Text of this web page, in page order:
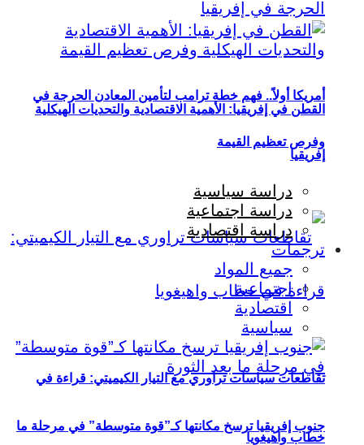
أمريكا أولاً.. فهم خطة ترامب لتأمين المعادن الحرجة في
إفريقيا
تقاطعات سياسات تراوري مع التيار الكيميتي: قراءة في
خطاب واهيغويا
القطن في إفريقيا: الأهمية الاقتصادية والتحديات الهيكلية
وفرص تعظيم القيمة
دراسة سياسية
دراسة اجتماعية
دراسة اقتصادية
ترجمات
جميع المواد
اجتماعية
اقتصادية
سياسية
جنوب إفريقيا ترسخ مكانتها كـ”قوة متوسطة” في مرحلة ما